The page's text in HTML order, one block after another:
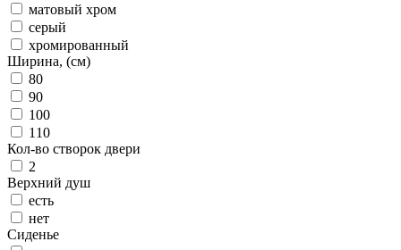
матовый хром
серый
хромированный
Ширина, (см)
80
90
100
110
Кол-во створок двери
2
Верхний душ
есть
нет
Сиденье